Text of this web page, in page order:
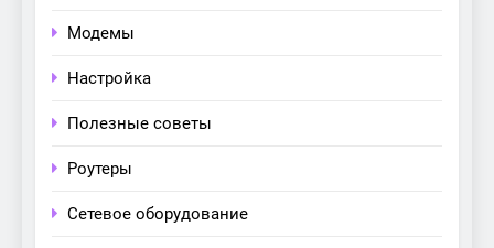
Модемы
Настройка
Полезные советы
Роутеры
Сетевое оборудование